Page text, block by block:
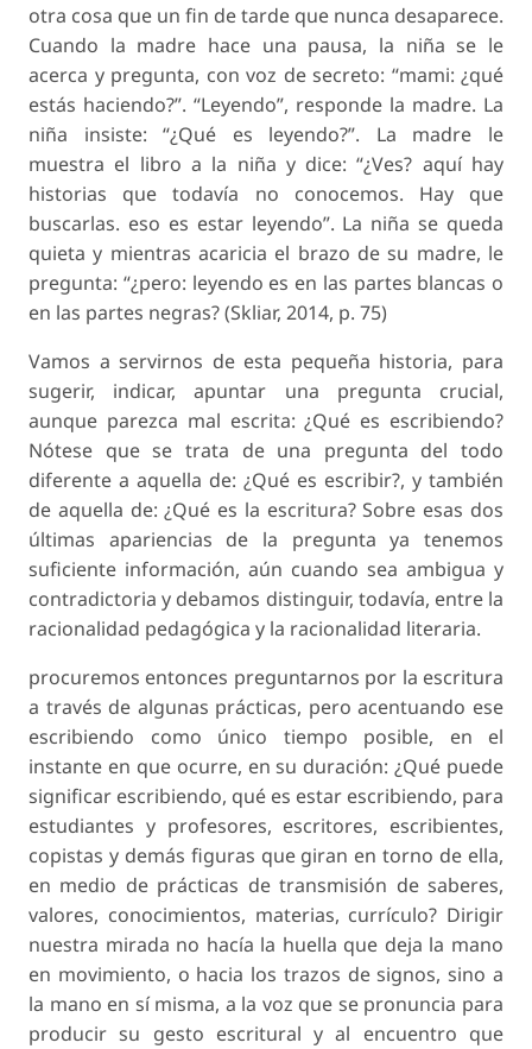
otra cosa que un fin de tarde que nunca desaparece.
Cuando la madre hace una pausa, la niña se le
acerca y pregunta, con voz de secreto: “mami: ¿qué
estás haciendo?”. “Leyendo”, responde la madre. La
niña insiste: “¿Qué es leyendo?”. La madre le
muestra el libro a la niña y dice: “¿Ves? aquí hay
historias que todavía no conocemos. Hay que
buscarlas. eso es estar leyendo”. La niña se queda
quieta y mientras acaricia el brazo de su madre, le
pregunta: “¿pero: leyendo es en las partes blancas o
en las partes negras? (Skliar, 2014, p. 75)
Vamos a servirnos de esta pequeña historia, para
sugerir, indicar, apuntar una pregunta crucial,
aunque parezca mal escrita: ¿Qué es escribiendo?
Nótese que se trata de una pregunta del todo
diferente a aquella de: ¿Qué es escribir?, y también
de aquella de: ¿Qué es la escritura? Sobre esas dos
últimas apariencias de la pregunta ya tenemos
suficiente información, aún cuando sea ambigua y
contradictoria y debamos distinguir, todavía, entre la
racionalidad pedagógica y la racionalidad literaria.
procuremos entonces preguntarnos por la escritura
a través de algunas prácticas, pero acentuando ese
escribiendo como único tiempo posible, en el
instante en que ocurre, en su duración: ¿Qué puede
significar escribiendo, qué es estar escribiendo, para
estudiantes y profesores, escritores, escribientes,
copistas y demás figuras que giran en torno de ella,
en medio de prácticas de transmisión de saberes,
valores, conocimientos, materias, currículo? Dirigir
nuestra mirada no hacía la huella que deja la mano
en movimiento, o hacia los trazos de signos, sino a
la mano en sí misma, a la voz que se pronuncia para
producir su gesto escritural y al encuentro que